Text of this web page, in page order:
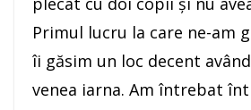
Primul lucru la care ne-am
îi găsim un loc decent
venea iarna. Am întrebat